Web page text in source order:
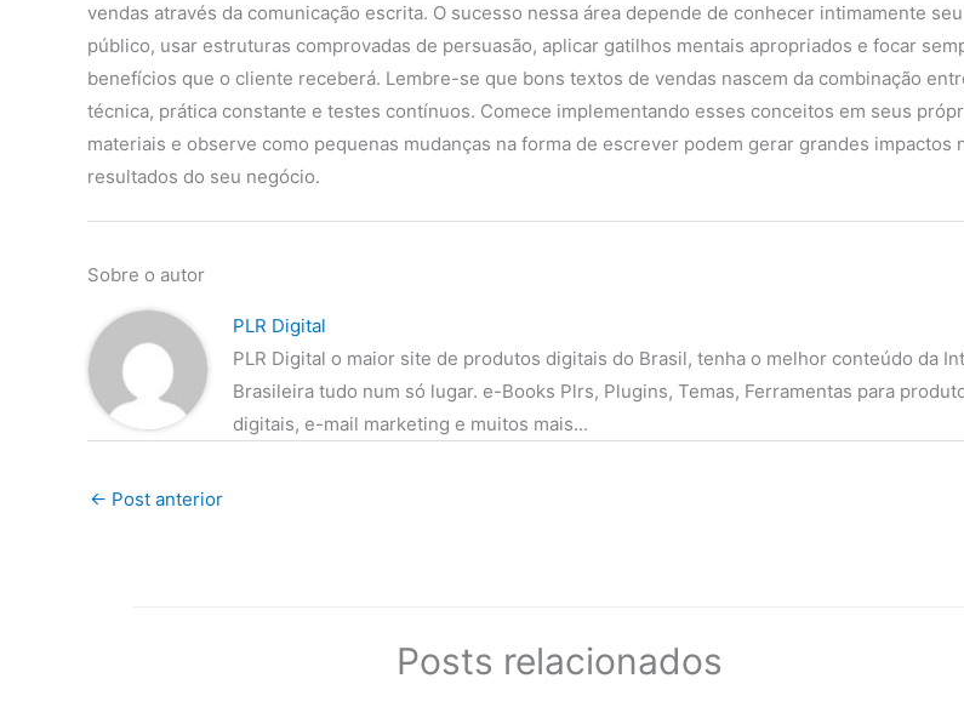
vendas através da comunicação escrita. O sucesso nessa área depende de conhecer intimamente seu
público, usar estruturas comprovadas de persuasão, aplicar gatilhos mentais apropriados e focar
benefícios que o cliente receberá. Lembre-se que bons textos de vendas nascem da combinação
técnica, prática constante e testes contínuos. Comece implementando esses conceitos em seus
materiais e observe como pequenas mudanças na forma de escrever podem gerar grandes impactos
resultados do seu negócio.
Sobre o autor
PLR Digital
PLR Digital o maior site de produtos digitais do Brasil, tenha o melhor conteúdo da
Brasileira tudo num só lugar. e-Books Plrs, Plugins, Temas, Ferramentas para
digitais, e-mail marketing e muitos mais...
← Post anterior
Posts relacionados